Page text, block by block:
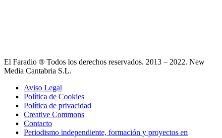
El Faradio ® Todos los derechos reservados. 2013 – 2022. New
Media Cantabria S.L.
Aviso Legal
Política de Cookies
Política de privacidad
Creative Commons
Contacto
Periodismo independiente, formación y proyectos en